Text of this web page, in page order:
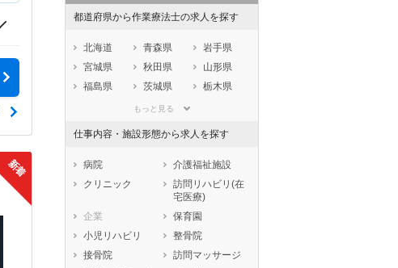
1月入職可
都道府県から作業療法士の求人を探す
北海道 青森県
岩手県
宮城県
秋田県
山形県
福島県
茨城県
栃木県
埼玉県
石川県
福井県
岐阜県
静岡県
愛知県
三重県
大阪府
兵庫県
奈良県
鳥取県
島根県
広島県
山口県
徳島県
もっと見る
仕事内容・施設形態から求人を探す
病院
介護福祉施設
クリニック
訪問リハビリ(在
宅医療)
企業
保育園
小児リハビリ
整骨院
接骨院
訪問マッサージ